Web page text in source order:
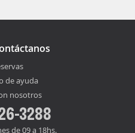
de ayuda
nosotros
3288
de 09 a 18hs.